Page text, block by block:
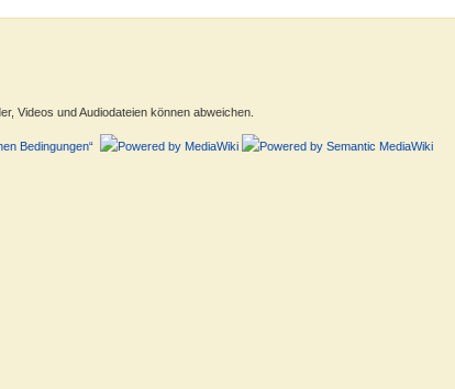
Videos und Audiodateien können abweichen.